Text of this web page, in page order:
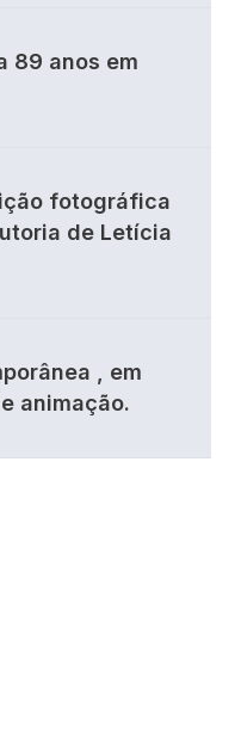
89 anos em
fotográfica
de Letícia
, em
animação.